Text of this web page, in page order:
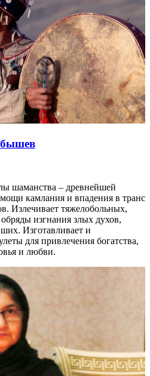
шаманства – древнейшей
камлания и впадения в транс
Излечивает тяжелобольных,
изгнания злых духов,
Изготавливает и
для привлечения богатства,
и любви.